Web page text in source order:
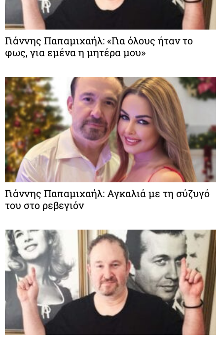
Γιάννης Παπαμιχαήλ: «Για όλους ήταν το
φως, για εμένα η μητέρα μου»
Γιάννης Παπαμιχαήλ: Αγκαλιά με τη σύζυγό
του στο ρεβεγιόν